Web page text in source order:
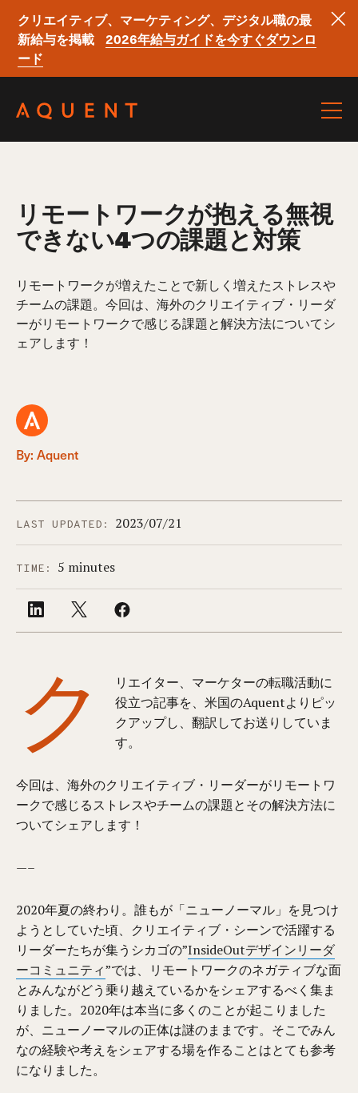
クリエイティブ、マーケティング、デジタル職の最
新給与を掲載
2026年給与ガイドを今すぐダウンロ
ード
リモートワークが抱える無視
できない4つの課題と対策
By: Aquent
リモートワークが増えたことで新しく増えたストレスや
チームの課題。今回は、海外のクリエイティブ・リーダ
ーがリモートワークで感じる課題と解決方法についてシ
ェアします！
LAST UPDATED: 2023/07/21
TIME: 5 minutes
ク
リエイター、マーケターの転職活動に
役立つ記事を、米国のAquentよりピッ
クアップし、翻訳してお送りしていま
す。
今回は、海外のクリエイティブ・リーダーがリモートワ
ークで感じるストレスやチームの課題とその解決方法に
ついてシェアします！
—–
2020年夏の終わり。誰もが「ニューノーマル」を見つけ
ようとしていた頃、クリエイティブ・シーンで活躍する
リーダーたちが集うシカゴの”InsideOutデザインリーダ
ーコミュニティ”では、リモートワークのネガティブな面
とみんながどう乗り越えているかをシェアするべく集ま
りました。2020年は本当に多くのことが起こりました
が、ニューノーマルの正体は謎のままです。そこでみん
なの経験や考えをシェアする場を作ることはとても参考
になりました。